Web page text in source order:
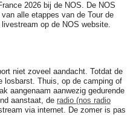
2026 bij de NOS. De NOS
alle etappes van de Tour de
op de NOS website.
niet zoveel aandacht. Totdat de
losbarst. Thuis, op de camping of
aangenaam aanwezig gedurende
aanstaat, de radio (nos radio
via internet. De zomer is pas